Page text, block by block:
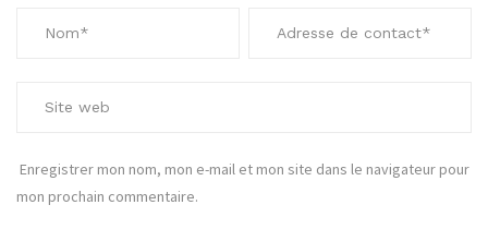
Enregistrer mon nom, mon e-mail et mon site dans le navigateur pour
mon prochain commentaire.